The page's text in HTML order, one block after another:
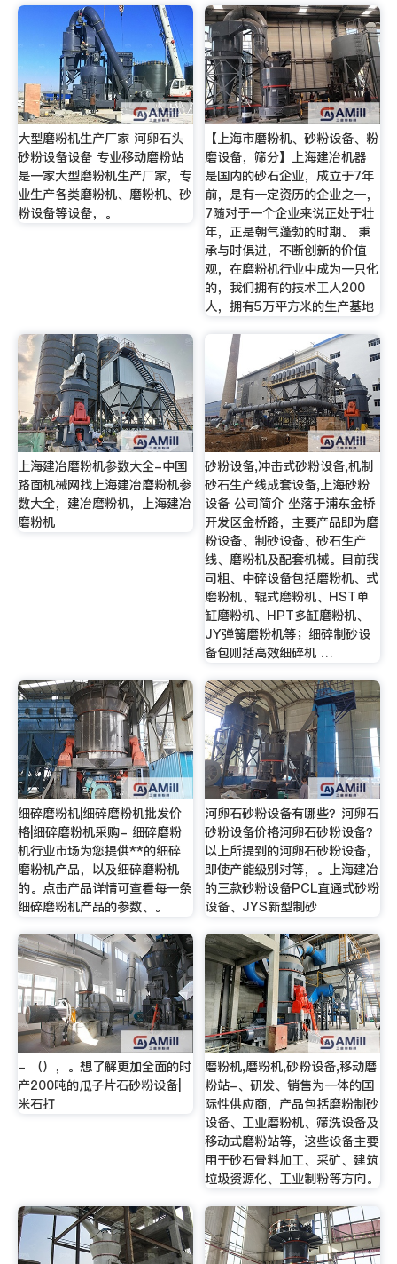
大型磨粉机生产厂家 河卵石头
砂粉设备设备 专业移动磨粉站
是一家大型磨粉机生产厂家，专
业生产各类磨粉机、磨粉机、砂
粉设备等设备，。
【上海市磨粉机、砂粉设备、粉
磨设备，筛分】上海建冶机器
是国内的砂石企业，成立于7年
前，是有一定资历的企业之一，
7随对于一个企业来说正处于壮
年，正是朝气蓬勃的时期。 秉
承与时俱进，不断创新的价值
观，在磨粉机行业中成为一只化
的，我们拥有的技术工人200
人，拥有5万平方米的生产基地
上海建冶磨粉机参数大全-中国
路面机械网找上海建冶磨粉机参
数大全，建冶磨粉机，上海建冶
磨粉机
砂粉设备,冲击式砂粉设备,机制
砂石生产线成套设备,上海砂粉
设备 公司简介 坐落于浦东金桥
开发区金桥路，主要产品即为磨
粉设备、制砂设备、砂石生产
线、磨粉机及配套机械。目前我
司粗、中碎设备包括磨粉机、式
磨粉机、辊式磨粉机、HST单
缸磨粉机、HPT多缸磨粉机、
JY弹簧磨粉机等；细碎制砂设
备包则括高效细碎机 …
细碎磨粉机|细碎磨粉机批发价
格|细碎磨粉机采购- 细碎磨粉
机行业市场为您提供**的细碎
磨粉机产品，以及细碎磨粉机
的。点击产品详情可查看每一条
细碎磨粉机产品的参数、。
河卵石砂粉设备有哪些？河卵石
砂粉设备价格河卵石砂粉设备？
以上所提到的河卵石砂粉设备，
即使产能级别对等，。上海建冶
的三款砂粉设备PCL直通式砂粉
设备、JYS新型制砂
- （），。想了解更加全面的时
产200吨的瓜子片石砂粉设备|
米石打
磨粉机,磨粉机,砂粉设备,移动磨
粉站-、研发、销售为一体的国
际性供应商，产品包括磨粉制砂
设备、工业磨粉机、筛洗设备及
移动式磨粉站等，这些设备主要
用于砂石骨料加工、采矿、建筑
垃圾资源化、工业制粉等方向。